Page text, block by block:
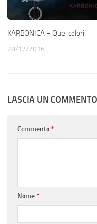
KARBONICA – Quei colori
28/12/2016
LASCIA UN COMMENTO
Commento*
Nome*